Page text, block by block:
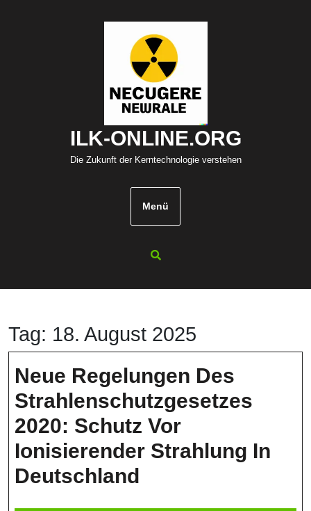
ILK-ONLINE.ORG
Die Zukunft der Kerntechnologie verstehen
Menü
Tag: 18. August 2025
Neue Regelungen Des
Strahlenschutzgesetzes
2020: Schutz Vor
Ionisierender Strahlung In
Deutschland